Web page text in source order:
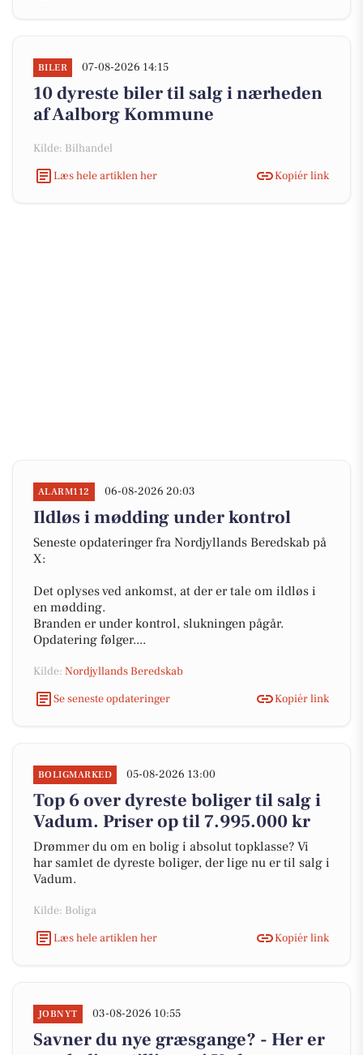
BILER 07-08-2026 14:15
10 dyreste biler til salg i nærheden
af Aalborg Kommune
Kilde: Bilhandel
Læs hele artiklen her
Kopiér link
ALARM112 06-08-2026 20:03
Ildløs i mødding under kontrol
Seneste opdateringer fra Nordjyllands Beredskab på
X:
Det oplyses ved ankomst, at der er tale om ildløs i
en mødding.
Branden er under kontrol, slukningen pågår.
Opdatering følger....
Kilde: Nordjyllands Beredskab
Se seneste opdateringer
Kopiér link
BOLIGMARKED 05-08-2026 13:00
Top 6 over dyreste boliger til salg i
Vadum. Priser op til 7.995.000 kr
Drømmer du om en bolig i absolut topklasse? Vi
har samlet de dyreste boliger, der lige nu er til salg i
Vadum.
Kilde: Boliga
Læs hele artiklen her
Kopiér link
JOBNYT 03-08-2026 10:55
Savner du nye græsgange? - Her er